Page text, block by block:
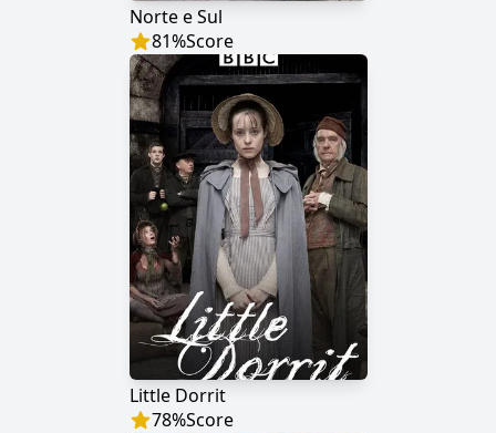
Norte e Sul
81%Score
Little Dorrit
78%Score